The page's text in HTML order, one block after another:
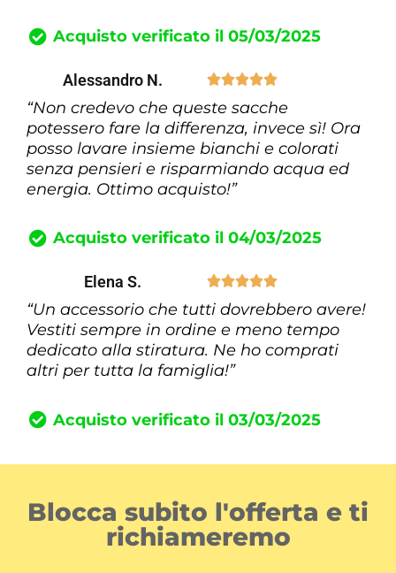
Acquisto verificato il 05/03/2025
Alessandro N. 
“Non credevo che queste sacche
potessero fare la differenza, invece sì! Ora
posso lavare insieme bianchi e colorati
senza pensieri e risparmiando acqua ed
energia. Ottimo acquisto!”
Acquisto verificato il 04/03/2025
Elena S. 
“Un accessorio che tutti dovrebbero avere!
Vestiti sempre in ordine e meno tempo
dedicato alla stiratura. Ne ho comprati
altri per tutta la famiglia!”
Acquisto verificato il 03/03/2025
Blocca subito l'offerta e ti
richiameremo